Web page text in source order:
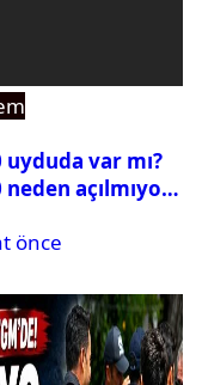
uyduda var mı?
neden açılmıyor?
önce